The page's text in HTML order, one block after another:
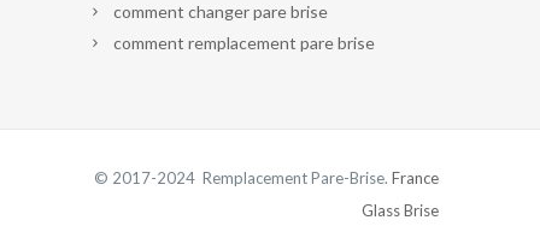
comment changer pare brise
comment remplacement pare brise
© 2017-2024 Remplacement Pare-Brise. France
Glass Brise